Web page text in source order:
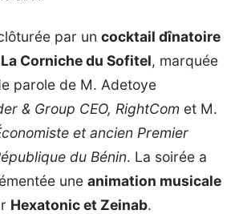
par un cocktail dînatoire
Corniche du Sofitel, marquée
parole de M. Adetoye
& Group CEO, RightCom et M.
et ancien Premier
du Bénin. La soirée a
une animation musicale
Hexatonic et Zeinab.